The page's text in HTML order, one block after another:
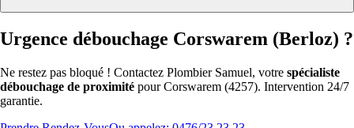
Urgence débouchage Corswarem (Berloz) ?
Ne restez pas bloqué ! Contactez Plombier Samuel, votre spécialiste
débouchage de proximité pour Corswarem (4257). Intervention 24/7
garantie.